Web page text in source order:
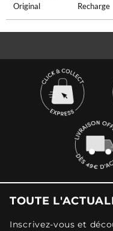
Original
Recharge
TOUTE
Inscrivez-vous et